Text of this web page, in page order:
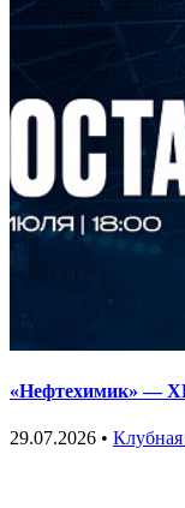
«Нефтехимик» —
29.07.2026 •